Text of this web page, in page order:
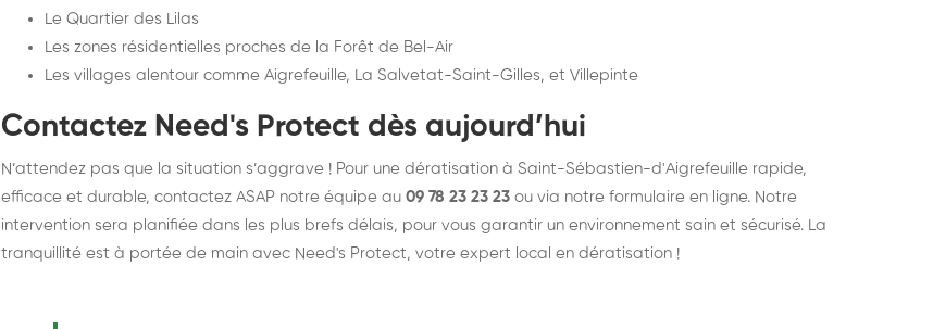
Le Quartier des Lilas
Les zones résidentielles proches de la Forêt de Bel-Air
Les villages alentour comme Aigrefeuille, La Salvetat-Saint-Gilles, et Villepinte
Contactez Need's Protect dès aujourd’hui
N’attendez pas que la situation s’aggrave ! Pour une dératisation à Saint-Sébastien-d'Aigrefeuille rapide,
efficace et durable, contactez ASAP notre équipe au 09 78 23 23 23 ou via notre formulaire en ligne. Notre
intervention sera planifiée dans les plus brefs délais, pour vous garantir un environnement sain et sécurisé. La
tranquillité est à portée de main avec Need's Protect, votre expert local en dératisation !